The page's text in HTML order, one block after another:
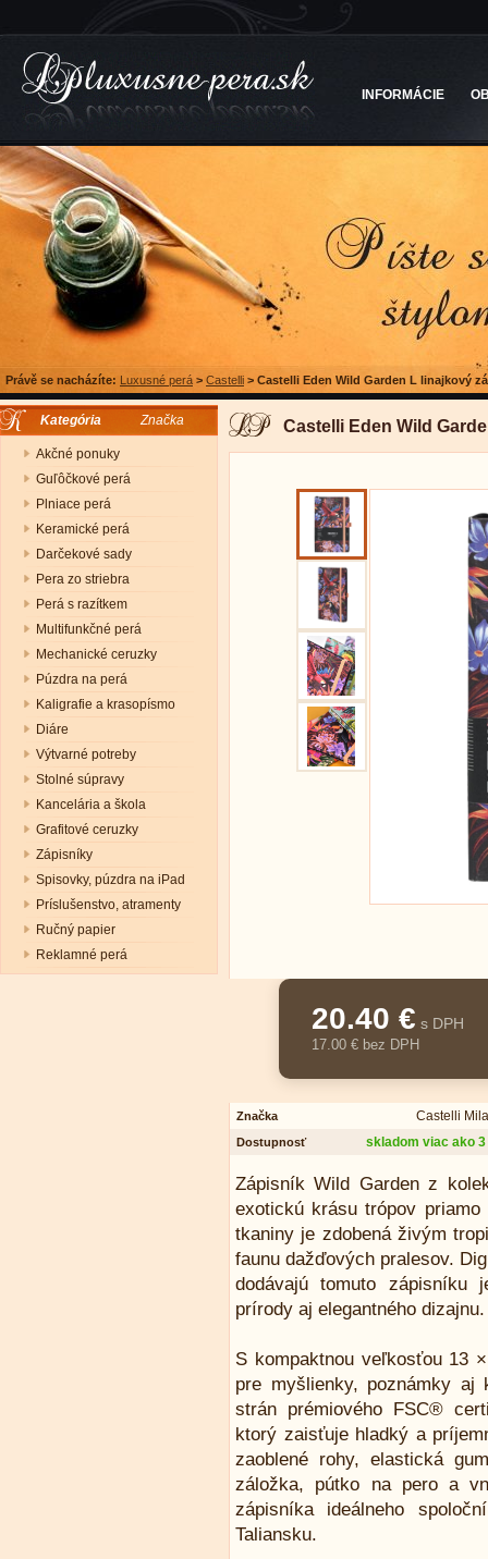
INFORMÁCIE
Právě se nacházíte: Luxusné perá > Castelli > Castelli Eden Wild Garden L linajkový
Kategória Značka
Akčné ponuky
Guľôčkové perá
Plniace perá
Keramické perá
Darčekové sady
Pera zo striebra
Perá s razítkem
Multifunkčné perá
Mechanické ceruzky
Púzdra na perá
Kaligrafie a krasopísmo
Diáre
Výtvarné potreby
Stolné súpravy
Kancelária a škola
Grafitové ceruzky
Zápisníky
Spisovky, púzdra na iPad
Príslušenstvo, atramenty
Ručný papier
Reklamné perá
Castelli Eden Wild
20.40 € s DPH
17.00 € bez DPH
Značka Castelli
Dostupnosť skladom viac ako
Zápisník Wild Garden z
exotickú krásu trópov
tkaniny je zdobená živým
faunu dažďových pralesov.
dodávajú tomuto zápisníku
prírody aj elegantného dizajnu.
S kompaktnou veľkosťou 13
pre myšlienky, poznámky aj
strán prémiového FSC®
ktorý zaisťuje hladký a
zaoblené rohy, elastická
záložka, pútko na pero a
zápisníka ideálneho
Taliansku.